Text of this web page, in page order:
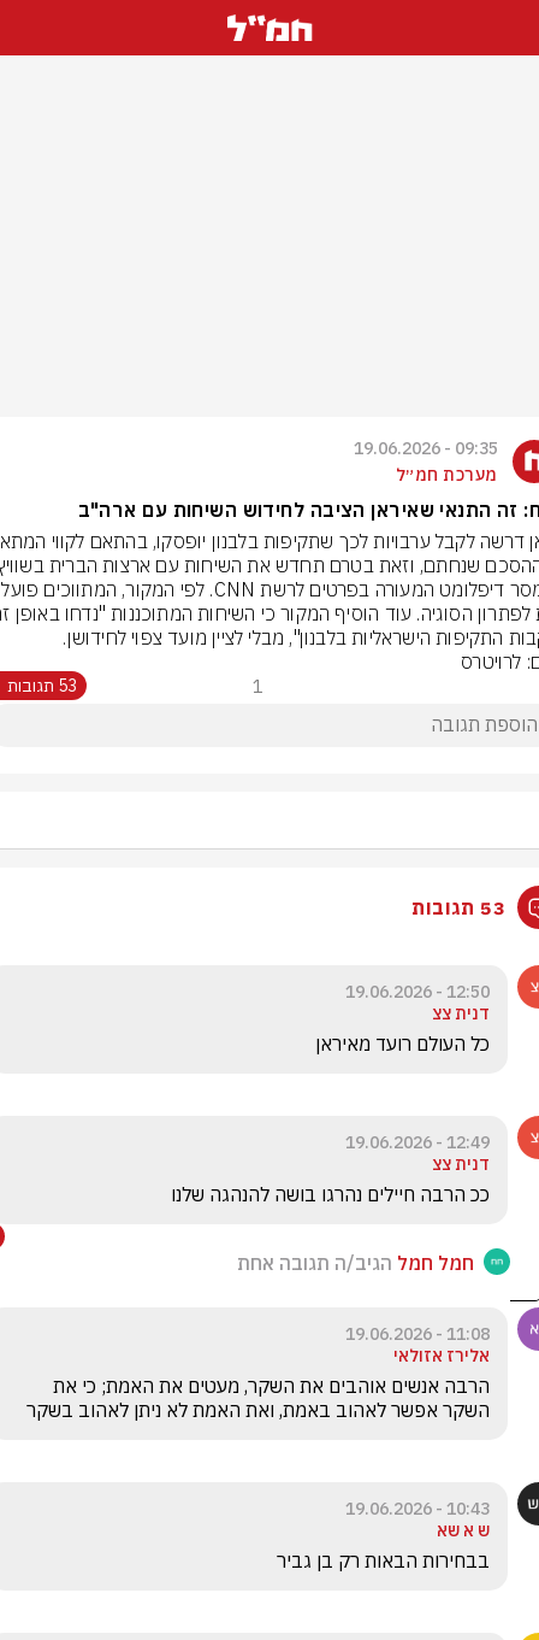
09:35 - 19.06.2026
מערכת חמ״ל
זה התנאי שאיראן הציבה לחידוש השיחות עם ארה"ב
התקיפות הישראליות בלבנון", מבלי לציין מועד צפוי לחידושן.
לרויטרס
1 53 תגובות
53 תגובות
12:50 - 19.06.2026
דנית צצ
כל העולם רועד מאיראן
12:49 - 19.06.2026
דנית צצ
ככ הרבה חיילים נהרגו בושה להנהגה שלנו
חמל חמל הגיב/ה תגובה אחת
11:08 - 19.06.2026
אלירז אזולאי
השקר אפשר לאהוב באמת, ואת האמת לא ניתן לאהוב בשקר
10:43 - 19.06.2026
ש א שא
בבחירות הבאות רק בן גביר